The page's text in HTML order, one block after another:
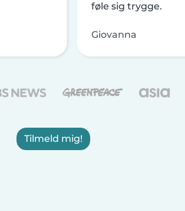
føle sig trygge.
Giovanna
Tilmeld mig!